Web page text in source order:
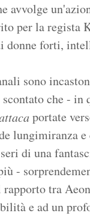
avvolge
per la regista
donne forti,
sono
che - in
portate
lungimiranza
di una
-
tra
e ad un